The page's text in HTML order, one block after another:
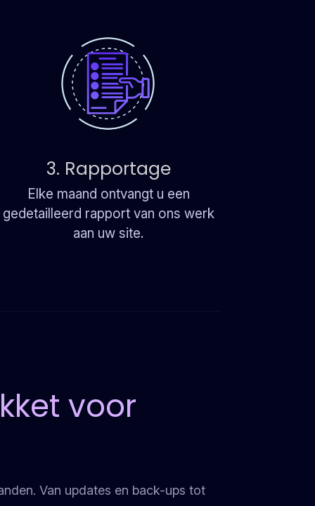
3. Rapportage
Elke maand ontvangt u een
gedetailleerd rapport van ons werk
aan uw site.
voor
Van updates en back-ups tot